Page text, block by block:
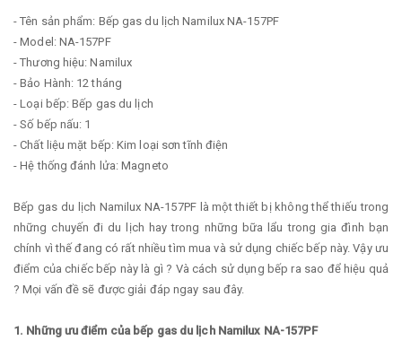
- Tên sản phẩm: Bếp gas du lịch Namilux NA-157PF
- Model: NA-157PF
- Thương hiệu: Namilux
- Bảo Hành: 12 tháng
- Loại bếp: Bếp gas du lịch
- Số bếp nấu: 1
- Chất liệu mặt bếp: Kim loại sơn tĩnh điện
- Hệ thống đánh lửa: Magneto
Bếp gas du lịch Namilux NA-157PF là một thiết bị không thể thiếu trong
những chuyến đi du lịch hay trong những bữa lẩu trong gia đình bạn
chính vì thế đang có rất nhiều tìm mua và sử dụng chiếc bếp này. Vậy ưu
điểm của chiếc bếp này là gì ? Và cách sử dụng bếp ra sao để hiệu quả
? Mọi vấn đề sẽ được giải đáp ngay sau đây.
1. Những ưu điểm của bếp gas du lịch Namilux NA-157PF